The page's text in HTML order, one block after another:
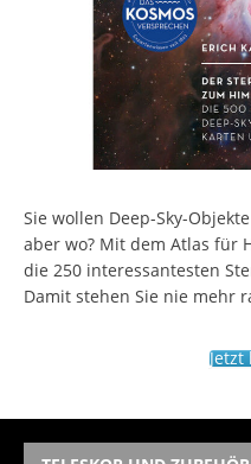
Sie wollen Deep-Sky-
aber wo? Mit dem Atlas für
die 250 interessantesten
Damit stehen Sie nie mehr
Jetzt